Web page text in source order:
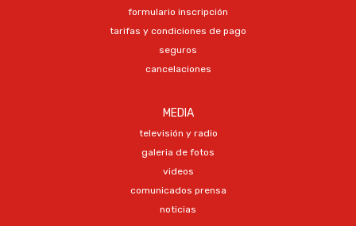
formulario inscripción
tarifas y condiciones de pago
seguros
cancelaciones
MEDIA
televisión y radio
galeria de fotos
videos
comunicados prensa
noticias